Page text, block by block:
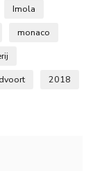
Imola
monaco
2018